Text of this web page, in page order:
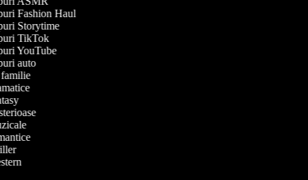
Fashion Haul
Storytime
TikTok
YouTube
auto
familie